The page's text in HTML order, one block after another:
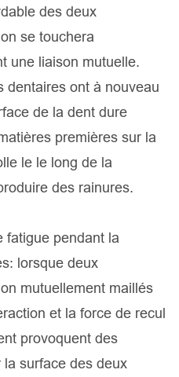
des deux
se touchera
une liaison mutuelle.
dentaires ont à nouveau
de la dent dure
premières sur la
le le long de la
des rainures.
fatigue pendant la
lorsque deux
mutuellement maillés
et la force de recul
provoquent des
surface des deux